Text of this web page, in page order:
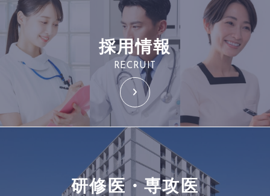
採用情報
RECRUIT
研修医・専攻医